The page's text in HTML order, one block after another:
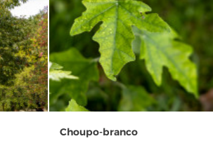
Choupo-branco